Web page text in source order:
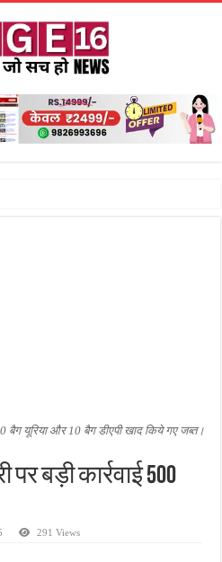
अभियान, भारी मात्रा में कचरा हटाया
‘जन सहयोग’, स्वच्छता अभियान से बदली तस्वीर
बैग यूरिया और 10 बैग डीएपी खाद किये गए जब्त।
बड़ी कार्रवाई 500
291 Views